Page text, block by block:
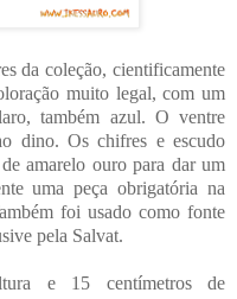
da coleção, cientificamente
muito legal, com um
também azul. O ventre
dino. Os chifres e escudo
amarelo ouro para dar um
uma peça obrigatória na
foi usado como fonte
pela Salvat.
e 15 centímetros de